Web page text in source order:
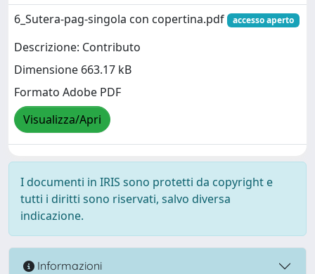
6_Sutera-pag-singola con copertina.pdf
accesso aperto
Descrizione: Contributo
Dimensione 663.17 kB
Formato Adobe PDF
Visualizza/Apri
I documenti in IRIS sono protetti da copyright e
tutti i diritti sono riservati, salvo diversa
indicazione.
Informazioni